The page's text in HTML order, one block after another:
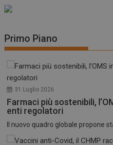
Primo Piano
31 Luglio 2026
Farmaci più sostenibili,
enti regolatori
Il nuovo quadro globale propone